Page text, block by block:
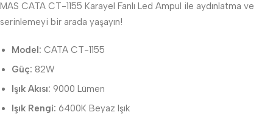
MAS CATA CT-1155 Karayel Fanlı Led Ampul ile aydınlatma ve
serinlemeyi bir arada yaşayın!
Model: CATA CT-1155
Güç: 82W
Işık Akısı: 9000 Lümen
Işık Rengi: 6400K Beyaz Işık